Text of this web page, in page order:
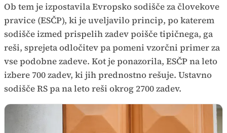
Ob tem je izpostavila Evropsko sodišče za človekove
pravice (ESČP), ki je uveljavilo princip, po katerem
sodišče izmed prispelih zadev poišče tipičnega, ga
reši, sprejeta odločitev pa pomeni vzorčni primer za
vse podobne zadeve. Kot je ponazorila, ESČP na leto
izbere 700 zadev, ki jih prednostno rešuje. Ustavno
sodišče RS pa na leto reši okrog 2700 zadev.